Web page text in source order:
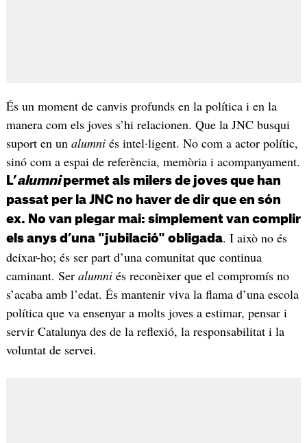
És un moment de canvis profunds en la política i en la
manera com els joves s’hi relacionen. Que la JNC busqui
suport en un alumni és intel·ligent. No com a actor polític,
sinó com a espai de referència, memòria i acompanyament.
L’alumnipermet als milers de joves que han
passat per la JNC no haver de dir que en són
ex. No van plegar mai: simplement van complir
els anys d’una "jubilació" obligada. I això no és
deixar-ho; és ser part d’una comunitat que continua
caminant. Ser alumniés reconèixer que el compromís no
s’acaba amb l’edat. És mantenir viva la flama d’una escola
política que va ensenyar a molts joves a estimar, pensar i
servir Catalunya des de la reflexió, la responsabilitat i la
voluntat de servei.